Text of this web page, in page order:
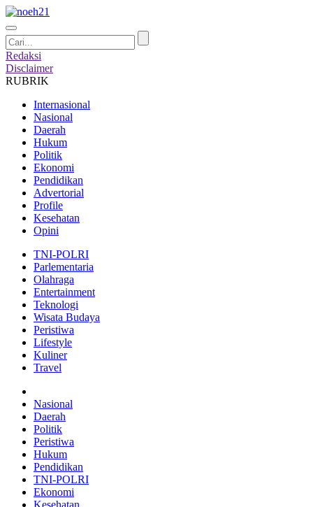
Redaksi
Disclaimer
RUBRIK
Internasional
Nasional
Daerah
Hukum
Politik
Ekonomi
Pendidikan
Advertorial
Profile
Kesehatan
Opini
TNI-POLRI
Parlementaria
Olahraga
Entertainment
Teknologi
Wisata Budaya
Peristiwa
Lifestyle
Kuliner
Travel
Nasional
Daerah
Politik
Peristiwa
Hukum
Pendidikan
TNI-POLRI
Ekonomi
Kesehatan